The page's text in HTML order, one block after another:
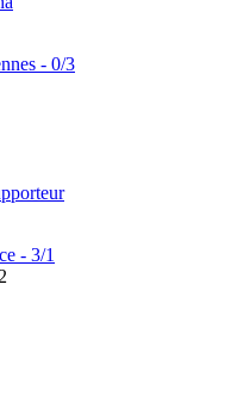
- 0/3
- 3/1